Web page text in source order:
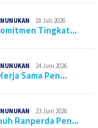
NUNUKAN 18 Juli 2026
Tingkat…
NUNUKAN 24 Juni 2026
Sama Pen…
NUNUKAN 23 Juni 2026
Ranperda Pen…